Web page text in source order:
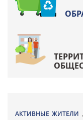
АКТИВНЫЕ ЖИТЕЛИ ,